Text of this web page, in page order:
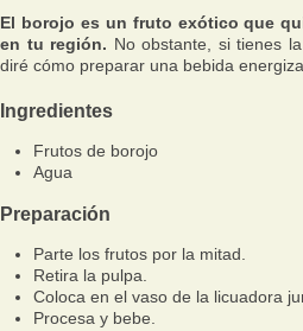
El borojo es un fruto exótico que
en tu región. No obstante, si tienes
diré cómo preparar una bebida
Ingredientes
Frutos de borojo
Agua
Preparación
Parte los frutos por la mitad.
Retira la pulpa.
Coloca en el vaso de la licuadora
Procesa y bebe.